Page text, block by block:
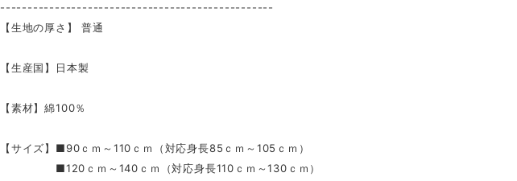
--------------------------------------------------
【生地の厚さ】 ​普通
【生産国】日本製
【素材】綿100％
【サイズ】■90ｃｍ～110ｃｍ（対応身長85ｃｍ～105ｃｍ）
■120ｃｍ～140ｃｍ（対応身長110ｃｍ～130ｃｍ）